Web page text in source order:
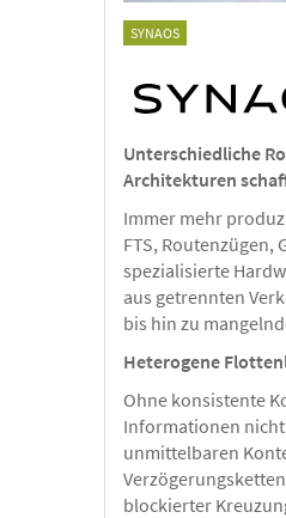
SYNAOS
Unterschiedliche
Architekturen
Immer mehr
FTS,
spezialisierte
aus getrennten
bis hin zu
Heterogene
Ohne konsistente
Informationen
unmittelbaren
blockierter